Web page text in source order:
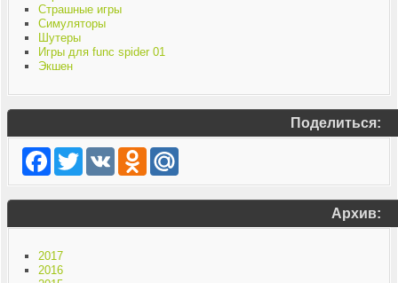
Страшные игры
Симуляторы
Шутеры
Игры для func spider 01
Экшен
Поделиться:
Facebook
TwitterVK Odnoklassniki
Mail.Ru
Архив:
2017
2016